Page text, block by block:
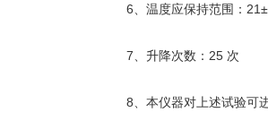
6、温度应保持范围：
7、升降次数：25 次
8、本仪器对上述试验可